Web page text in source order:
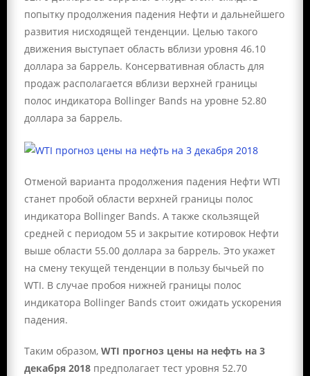
попытку продолжения падения Нефти и дальнейшего
развития нисходящей тенденции. Целью такого
движения выступает область вблизи уровня 46.10
доллара за баррель. Консервативная область для
продаж располагается вблизи верхней границы
полос индикатора Bollinger Bands на уровне 52.80
доллара за баррель.
Отменой варианта продолжения падения Нефти WTI
станет пробой области верхней границы полос
индикатора Bollinger Bands. А также скользящей
средней с периодом 55 и закрытие котировок Нефти
выше области 55.00 доллара за баррель. Это укажет
на смену текущей тенденции в пользу бычьей по
WTI. В случае пробоя нижней границы полос
индикатора Bollinger Bands стоит ожидать ускорения
падения.
Таким образом, WTI прогноз цены на нефть на 3
декабря 2018предполагает тест уровня 52.70